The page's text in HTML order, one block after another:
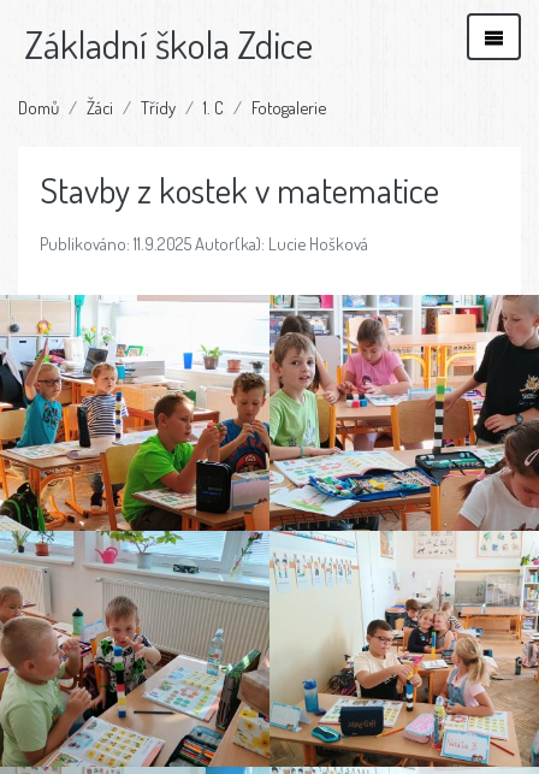
Základní škola Zdice
Domů Žáci Třídy 1. C Fotogalerie
Stavby z kostek v matematice
Publikováno: 11.9.2025 Autor(ka): Lucie Hošková